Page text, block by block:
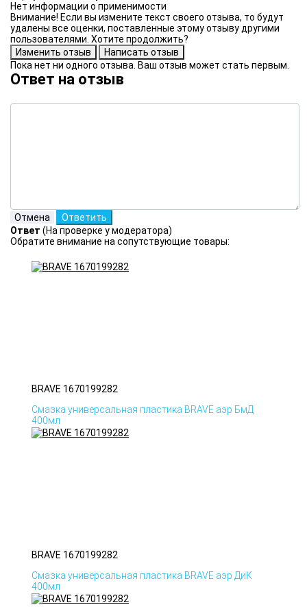
Нет информации о применимости
Внимание! Если вы измените текст своего отзыва, то будут
удалены все оценки, поставленные этому отзыву другими
пользователями. Хотите продолжить?
Пока нет ни одного отзыва. Ваш отзыв может стать первым.
Ответ на отзыв
Ответ (На проверке у модератора)
Обратите внимание на сопутствующие товары:
BRAVE 1670199282
Смазка универсальная пластика BRAVE аэр БмД
400мл
BRAVE 1670199282
Смазка универсальная пластика BRAVE аэр ДиК
400мл